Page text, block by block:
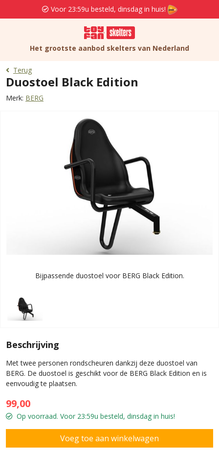
Voor 23:59u besteld, dinsdag in huis!
Het grootste aanbod skelters van Nederland
Terug
Duostoel Black Edition
Merk: BERG
Bijpassende duostoel voor BERG Black Edition.
Beschrijving
Met twee personen rondscheuren dankzij deze duostoel van
BERG. De duostoel is geschikt voor de BERG Black Edition en is
eenvoudig te plaatsen.
99,00
Op voorraad. Voor 23:59u besteld, dinsdag in huis!